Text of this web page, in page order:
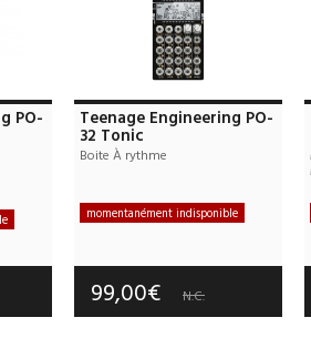
PO- Teenage Engineering PO-
32 Tonic
Boite À rythme
momentanément indisponible
99,00€ N.C.